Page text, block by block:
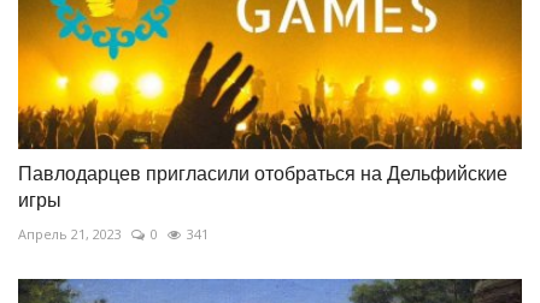
Павлодарцев пригласили отобраться на Дельфийские
игры
Апрель 21, 2023 0 341